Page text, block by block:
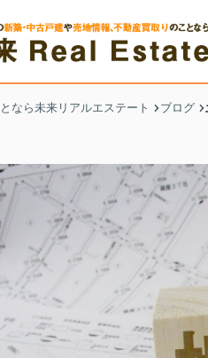
なら未来リアルエステート ブログ